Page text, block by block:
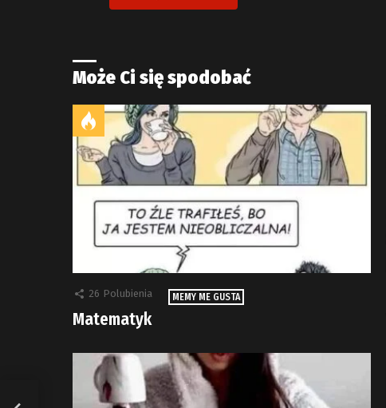
Może Ci się spodobać
26 Polubienia MEMY ME GUSTA
Matematyk